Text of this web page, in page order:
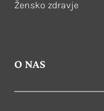
Žensko zdravje
O NAS